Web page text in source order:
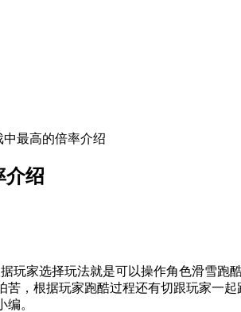
最高的倍率介绍
介绍
家选择玩法就是可以操作角色滑雪跑
，根据玩家跑酷过程还有切跟玩家一
。